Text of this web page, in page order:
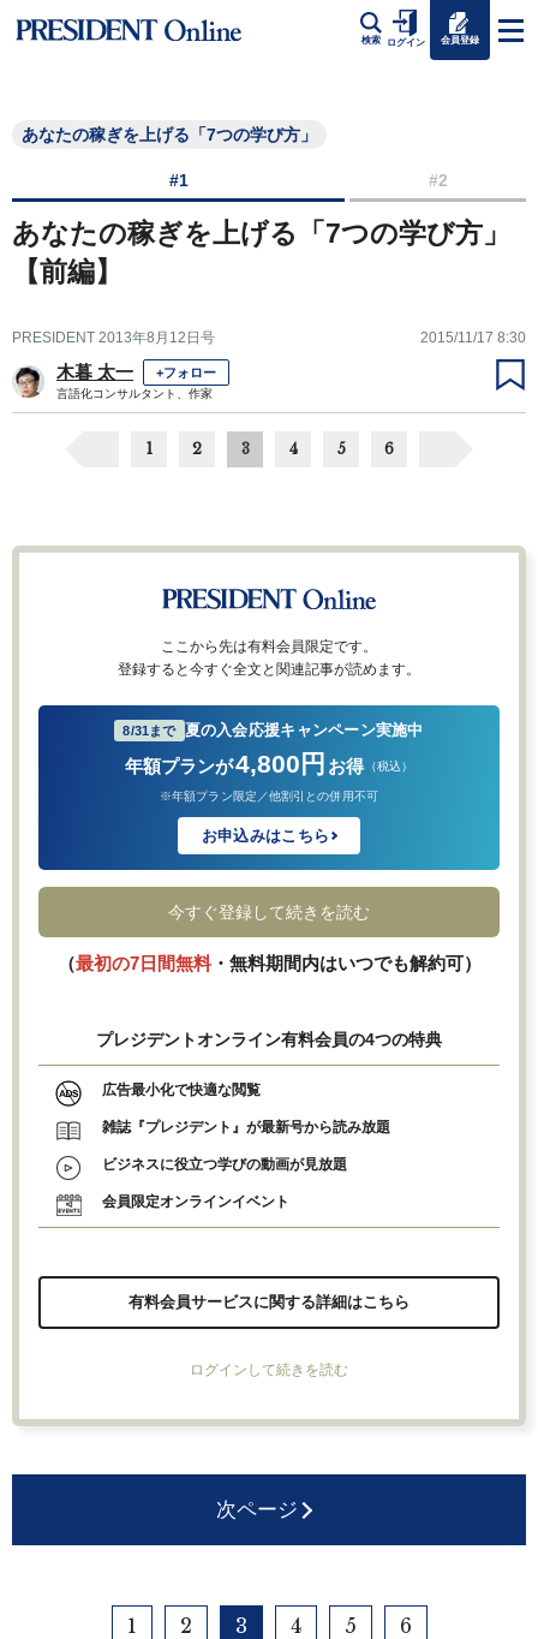
検索 ログイン 会員登録
あなたの稼ぎを上げる「7つの学び方」
#1 #2
あなたの稼ぎを上げる「7つの学び方」
【前編】
PRESIDENT 2013年8月12日号 2015/11/17 8:30
木暮 太一 +フォロー
言語化コンサルタント、作家
1 2 3 4 5 6
ここから先は有料会員限定です。
登録すると今すぐ全文と関連記事が読めます。
8/31まで 夏の入会応援キャンペーン実施中
年額プランが4,800円 お得 （税込）
※年額プラン限定／他割引との併用不可
お申込みはこちら
今すぐ登録して続きを読む
（最初の7日間無料・無料期間内はいつでも解約可）
プレジデントオンライン有料会員の4つの特典
広告最小化で快適な閲覧
雑誌『プレジデント』が最新号から読み放題
ビジネスに役立つ学びの動画が見放題
会員限定オンラインイベント
有料会員サービスに関する詳細はこちら
ログインして続きを読む
次ページ
1 2 3 4 5 6